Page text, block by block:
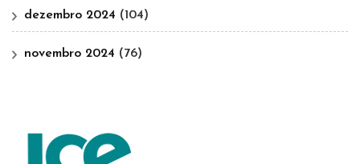
dezembro 2024 (104)
novembro 2024 (76)